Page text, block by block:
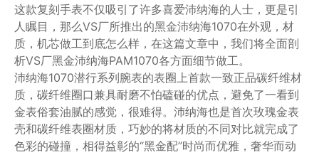
这款复刻手表不仅吸引了许多喜爱沛纳海的人士，更是引
人瞩目，那么VS厂所推出的黑金沛纳海1070在外观，材
质，机芯做工到底怎么样，在这篇文章中，我们将全面剖
析VS厂黑金沛纳海PAM1070各方面细节做工。
沛纳海1070潜行系列腕表的表圈上首款一致正品碳纤维材
质，碳纤维圈口兼具耐磨不怕磕碰的优点，避免了一看到
金表俗套油腻的感觉，很难得。沛纳海也是首次玫瑰金表
壳和碳纤维表圈材质，巧妙的将材质的不同对比就完成了
色彩的碰撞，相得益彰的“黑金配”时尚而优雅，奢华而动